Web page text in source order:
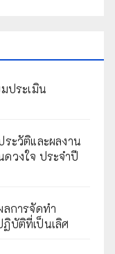
ประเมิน
ระวัติและผลงาน
วงใจ ประจำปี
ลการจัดทำ
บัติที่เป็นเลิศ